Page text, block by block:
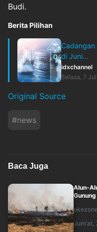
Budi.
Berita Pilihan
Cadangan
di Juni...
idxchannel
Selasa, 7
Original Source
#news
Baca Juga
Alun-
Jum'at,